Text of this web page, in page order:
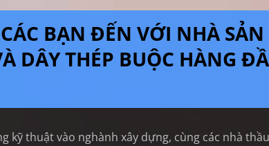
BẠN ĐẾN VỚI NHÀ SẢN
DÂY THÉP BUỘC HÀNG
kỹ thuật vào nghành xây dựng, cùng các nhà thầu